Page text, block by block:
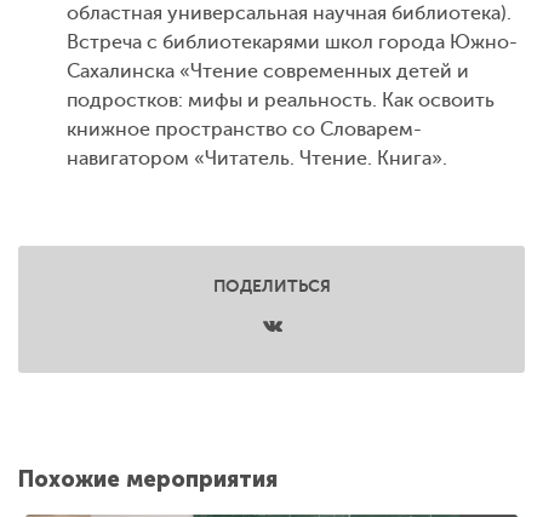
областная универсальная научная библиотека).
Встреча с библиотекарями школ города Южно-
Сахалинска «Чтение современных детей и
подростков: мифы и реальность. Как освоить
книжное пространство со Словарем-
навигатором «Читатель. Чтение. Книга».
ПОДЕЛИТЬСЯ
Похожие мероприятия